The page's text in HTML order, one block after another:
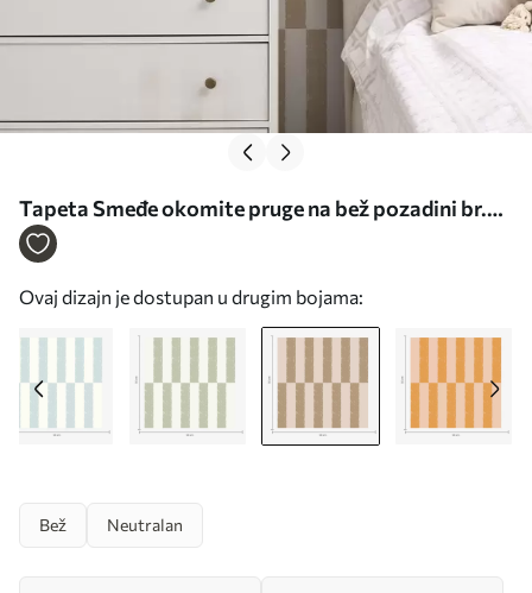
Tapeta Smeđe okomite pruge na bež pozadini br.
a01190v2
Ovaj dizajn je dostupan u drugim bojama:
Bež Neutralan